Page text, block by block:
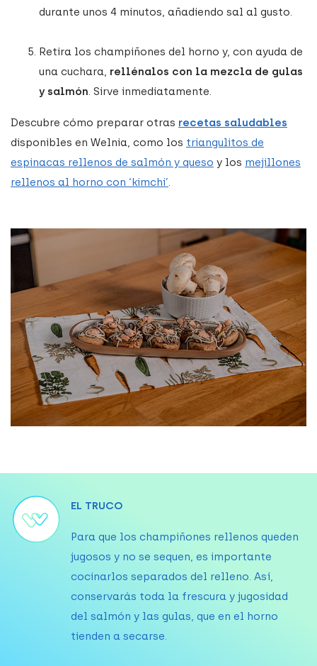
durante unos 4 minutos, añadiendo sal al gusto.
Retira los champiñones del horno y, con ayuda de
una cuchara, rellénalos con la mezcla de gulas
y salmón. Sirve inmediatamente.
Descubre cómo preparar otras recetas saludables
disponibles en Welnia, como los triangulitos de
espinacas rellenos de salmón y queso y los mejillones
rellenos al horno con ‘kimchi’.
EL TRUCO
Para que los champiñones rellenos queden
jugosos y no se sequen, es importante
cocinarlos separados del relleno. Así,
conservarás toda la frescura y jugosidad
del salmón y las gulas, que en el horno
tienden a secarse.